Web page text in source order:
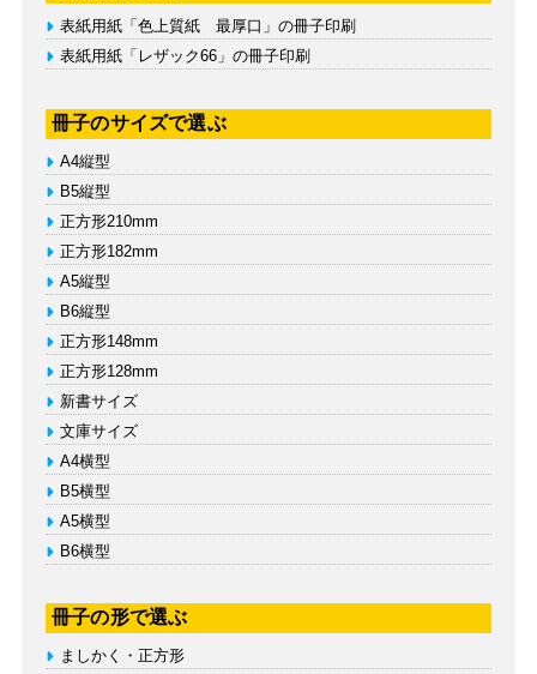
表紙用紙「色上質紙 最厚口」の冊子印刷
表紙用紙「レザック66」の冊子印刷
冊子のサイズで選ぶ
A4縦型
B5縦型
正方形210mm
正方形182mm
A5縦型
B6縦型
正方形148mm
正方形128mm
新書サイズ
文庫サイズ
A4横型
B5横型
A5横型
B6横型
冊子の形で選ぶ
ましかく・正方形